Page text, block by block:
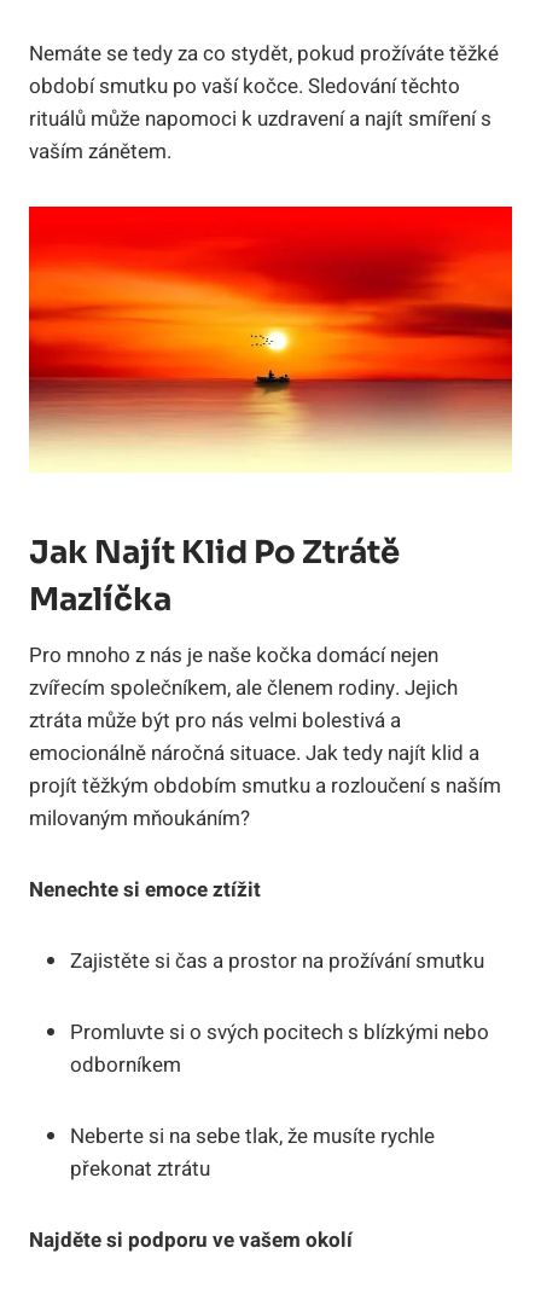
Nemáte se tedy za co stydět, pokud prožíváte těžké
období smutku po vaší kočce. Sledování těchto
rituálů může napomoci k uzdravení a najít smíření s
vaším zánětem.
Jak Najít Klid Po Ztrátě
Mazlíčka
Pro mnoho z nás je naše kočka domácí nejen
zvířecím společníkem, ale členem rodiny. Jejich
ztráta může být pro nás velmi bolestivá a
emocionálně náročná situace. Jak tedy najít klid a
projít těžkým obdobím smutku a rozloučení s naším
milovaným mňoukáním?
Nenechte si emoce ztížit
Zajistěte si čas a prostor na prožívání smutku
Promluvte si o svých pocitech s blízkými nebo
odborníkem
Neberte si na sebe tlak, že musíte rychle
překonat ztrátu
Najděte si podporu ve vašem okolí